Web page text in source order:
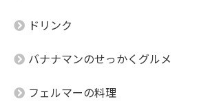
ドリンク
バナナマンのせっかくグルメ
フェルマーの料理